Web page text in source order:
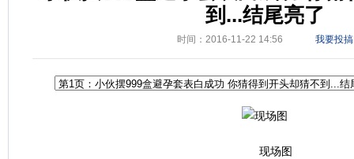
到...结尾亮了
时间：2016-11-22 14:56 我要投搞
现场图